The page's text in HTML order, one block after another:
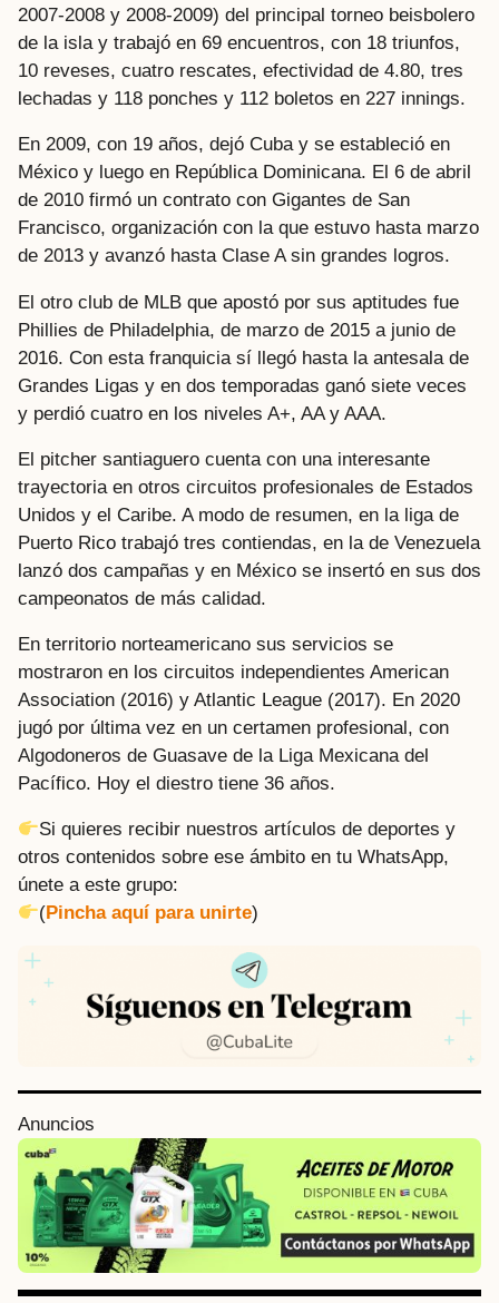
2007-2008 y 2008-2009) del principal torneo beisbolero
de la isla y trabajó en 69 encuentros, con 18 triunfos,
10 reveses, cuatro rescates, efectividad de 4.80, tres
lechadas y 118 ponches y 112 boletos en 227 innings.
En 2009, con 19 años, dejó Cuba y se estableció en
México y luego en República Dominicana. El 6 de abril
de 2010 firmó un contrato con Gigantes de San
Francisco, organización con la que estuvo hasta marzo
de 2013 y avanzó hasta Clase A sin grandes logros.
El otro club de MLB que apostó por sus aptitudes fue
Phillies de Philadelphia, de marzo de 2015 a junio de
2016. Con esta franquicia sí llegó hasta la antesala de
Grandes Ligas y en dos temporadas ganó siete veces
y perdió cuatro en los niveles A+, AA y AAA.
El pitcher santiaguero cuenta con una interesante
trayectoria en otros circuitos profesionales de Estados
Unidos y el Caribe. A modo de resumen, en la liga de
Puerto Rico trabajó tres contiendas, en la de Venezuela
lanzó dos campañas y en México se insertó en sus dos
campeonatos de más calidad.
En territorio norteamericano sus servicios se
mostraron en los circuitos independientes American
Association (2016) y Atlantic League (2017). En 2020
jugó por última vez en un certamen profesional, con
Algodoneros de Guasave de la Liga Mexicana del
Pacífico. Hoy el diestro tiene 36 años.
Si quieres recibir nuestros artículos de deportes y
otros contenidos sobre ese ámbito en tu WhatsApp,
únete a este grupo:
(Pincha aquí para unirte)
Anuncios
P
o
P
a
g